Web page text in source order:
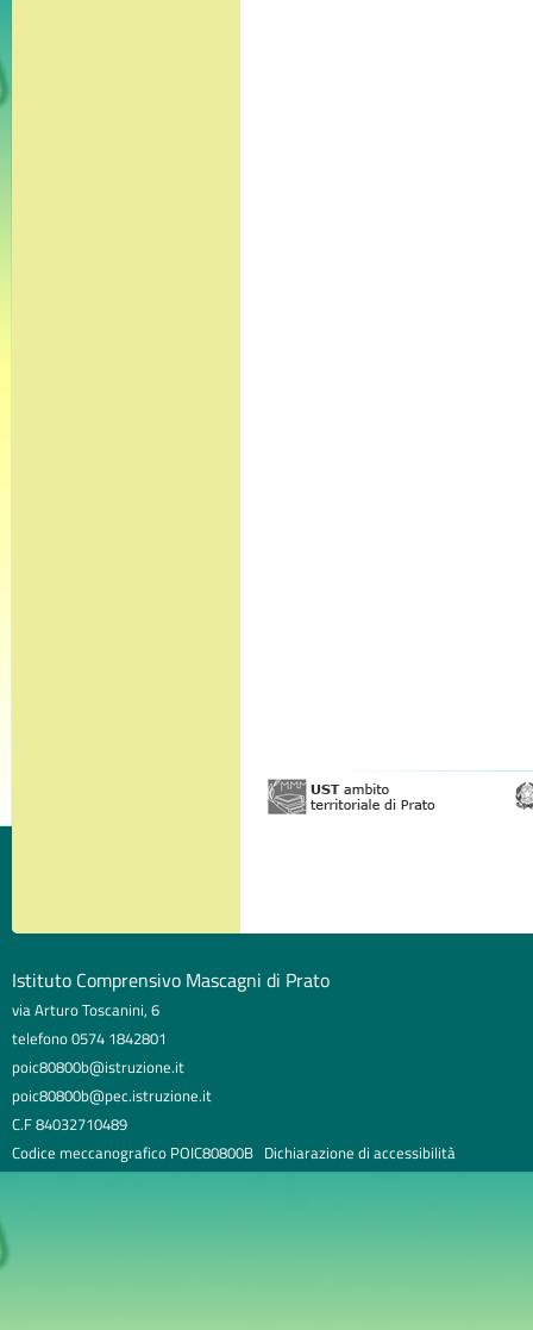
Istituto Comprensivo Mascagni di Prato
via Arturo Toscanini, 6
telefono 0574 1842801
poic80800b@istruzione.it
poic80800b@pec.istruzione.it
C.F 84032710489
Codice meccanografico POIC80800B Dichiarazione di accessibilità